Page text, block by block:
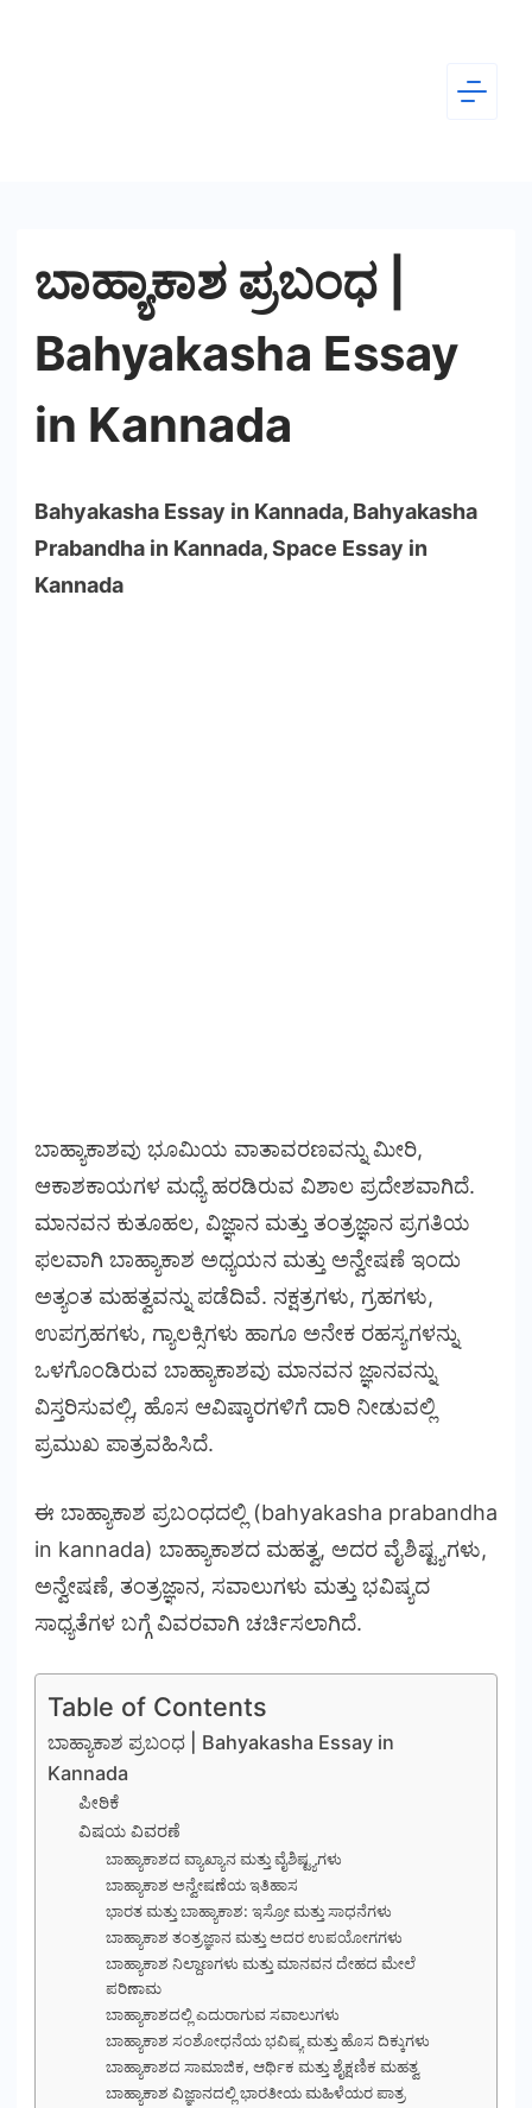
Kannada
ಬಾಹ್ಯಾಕಾಶ ಪ್ರಬಂಧ |
Bahyakasha Essay
in Kannada
Bahyakasha Essay in Kannada, Bahyakasha
Prabandha in Kannada, Space Essay in
Kannada
ಬಾಹ್ಯಾಕಾಶವು ಭೂಮಿಯ ವಾತಾವರಣವನ್ನು ಮೀರಿ,
ಆಕಾಶಕಾಯಗಳ ಮಧ್ಯೆ ಹರಡಿರುವ ವಿಶಾಲ ಪ್ರದೇಶವಾಗಿದೆ.
ಮಾನವನ ಕುತೂಹಲ, ವಿಜ್ಞಾನ ಮತ್ತು ತಂತ್ರಜ್ಞಾನ ಪ್ರಗತಿಯ
ಫಲವಾಗಿ ಬಾಹ್ಯಾಕಾಶ ಅಧ್ಯಯನ ಮತ್ತು ಅನ್ವೇಷಣೆ ಇಂದು
ಅತ್ಯಂತ ಮಹತ್ವವನ್ನು ಪಡೆದಿವೆ. ನಕ್ಷತ್ರಗಳು, ಗ್ರಹಗಳು,
ಉಪಗ್ರಹಗಳು, ಗ್ಯಾಲಕ್ಸಿಗಳು ಹಾಗೂ ಅನೇಕ ರಹಸ್ಯಗಳನ್ನು
ಒಳಗೊಂಡಿರುವ ಬಾಹ್ಯಾಕಾಶವು ಮಾನವನ ಜ್ಞಾನವನ್ನು
ವಿಸ್ತರಿಸುವಲ್ಲಿ, ಹೊಸ ಆವಿಷ್ಕಾರಗಳಿಗೆ ದಾರಿ ನೀಡುವಲ್ಲಿ
ಪ್ರಮುಖ ಪಾತ್ರವಹಿಸಿದೆ.
ಈ ಬಾಹ್ಯಾಕಾಶ ಪ್ರಬಂಧದಲ್ಲಿ (bahyakasha prabandha
in kannada) ಬಾಹ್ಯಾಕಾಶದ ಮಹತ್ವ, ಅದರ ವೈಶಿಷ್ಟ್ಯಗಳು,
ಅನ್ವೇಷಣೆ, ತಂತ್ರಜ್ಞಾನ, ಸವಾಲುಗಳು ಮತ್ತು ಭವಿಷ್ಯದ
ಸಾಧ್ಯತೆಗಳ ಬಗ್ಗೆ ವಿವರವಾಗಿ ಚರ್ಚಿಸಲಾಗಿದೆ.
Table of Contents
ಬಾಹ್ಯಾಕಾಶ ಪ್ರಬಂಧ | Bahyakasha Essay in
Kannada
ಪೀಠಿಕೆ
ವಿಷಯ ವಿವರಣೆ
ಬಾಹ್ಯಾಕಾಶದ ವ್ಯಾಖ್ಯಾನ ಮತ್ತು ವೈಶಿಷ್ಟ್ಯಗಳು
ಬಾಹ್ಯಾಕಾಶ ಅನ್ವೇಷಣೆಯ ಇತಿಹಾಸ
ಭಾರತ ಮತ್ತು ಬಾಹ್ಯಾಕಾಶ: ಇಸ್ರೋ ಮತ್ತು ಸಾಧನೆಗಳು
ಬಾಹ್ಯಾಕಾಶ ತಂತ್ರಜ್ಞಾನ ಮತ್ತು ಅದರ ಉಪಯೋಗಗಳು
ಬಾಹ್ಯಾಕಾಶ ನಿಲ್ದಾಣಗಳು ಮತ್ತು ಮಾನವನ ದೇಹದ ಮೇಲೆ
ಪರಿಣಾಮ
ಬಾಹ್ಯಾಕಾಶದಲ್ಲಿ ಎದುರಾಗುವ ಸವಾಲುಗಳು
ಬಾಹ್ಯಾಕಾಶ ಸಂಶೋಧನೆಯ ಭವಿಷ್ಯ ಮತ್ತು ಹೊಸ ದಿಕ್ಕುಗಳು
ಬಾಹ್ಯಾಕಾಶದ ಸಾಮಾಜಿಕ, ಆರ್ಥಿಕ ಮತ್ತು ಶೈಕ್ಷಣಿಕ ಮಹತ್ವ
ಬಾಹ್ಯಾಕಾಶ ವಿಜ್ಞಾನದಲ್ಲಿ ಭಾರತೀಯ ಮಹಿಳೆಯರ ಪಾತ್ರ